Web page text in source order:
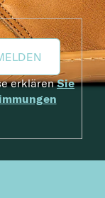
erklärenSie